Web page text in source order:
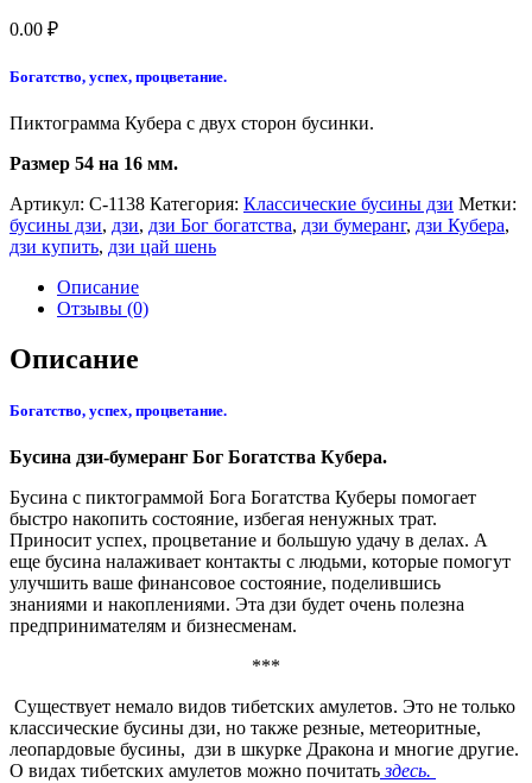
0.00 ₽
Богатство, успех, процветание.
Пиктограмма Кубера с двух сторон бусинки.
Размер 54 на 16 мм.
Артикул: С-1138 Категория: Классические бусины дзи Метки:
бусины дзи, дзи, дзи Бог богатства, дзи бумеранг, дзи Кубера,
дзи купить, дзи цай шень
Описание
Отзывы (0)
Описание
Богатство, успех, процветание.
Бусина дзи-бумеранг Бог Богатства Кубера.
Бусина с пиктограммой Бога Богатства Куберы помогает
быстро накопить состояние, избегая ненужных трат.
Приносит успех, процветание и большую удачу в делах. А
еще бусина налаживает контакты с людьми, которые помогут
улучшить ваше финансовое состояние, поделившись
знаниями и накоплениями. Эта дзи будет очень полезна
предпринимателям и бизнесменам.
***
Существует немало видов тибетских амулетов. Это не только
классические бусины дзи, но также резные, метеоритные,
леопардовые бусины, дзи в шкурке Дракона и многие другие.
О видах тибетских амулетов можно почитатьздесь.